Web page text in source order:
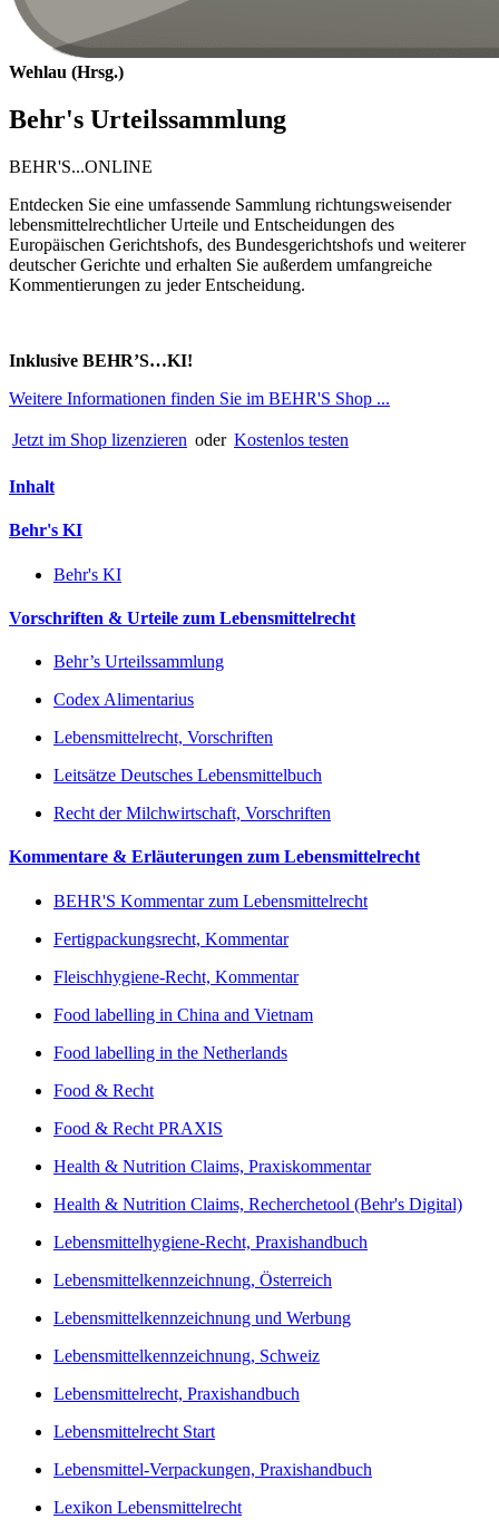
Wehlau (Hrsg.)
Behr's Urteilssammlung
BEHR'S...ONLINE
Entdecken Sie eine umfassende Sammlung richtungsweisender
lebensmittelrechtlicher Urteile und Entscheidungen des
Europäischen Gerichtshofs, des Bundesgerichtshofs und weiterer
deutscher Gerichte und erhalten Sie außerdem umfangreiche
Kommentierungen zu jeder Entscheidung.
Inklusive BEHR’S…KI!
Weitere Informationen finden Sie im BEHR'S Shop ...
Jetzt im Shop lizenzieren oder Kostenlos testen
Inhalt
Behr's KI
Behr's KI
Vorschriften & Urteile zum Lebensmittelrecht
Behr’s Urteilssammlung
Codex Alimentarius
Lebensmittelrecht, Vorschriften
Leitsätze Deutsches Lebensmittelbuch
Recht der Milchwirtschaft, Vorschriften
Kommentare & Erläuterungen zum Lebensmittelrecht
BEHR'S Kommentar zum Lebensmittelrecht
Fertigpackungsrecht, Kommentar
Fleischhygiene-Recht, Kommentar
Food labelling in China and Vietnam
Food labelling in the Netherlands
Food & Recht
Food & Recht PRAXIS
Health & Nutrition Claims, Praxiskommentar
Health & Nutrition Claims, Recherchetool (Behr's Digital)
Lebensmittelhygiene-Recht, Praxishandbuch
Lebensmittelkennzeichnung, Österreich
Lebensmittelkennzeichnung und Werbung
Lebensmittelkennzeichnung, Schweiz
Lebensmittelrecht, Praxishandbuch
Lebensmittelrecht Start
Lebensmittel-Verpackungen, Praxishandbuch
Lexikon Lebensmittelrecht